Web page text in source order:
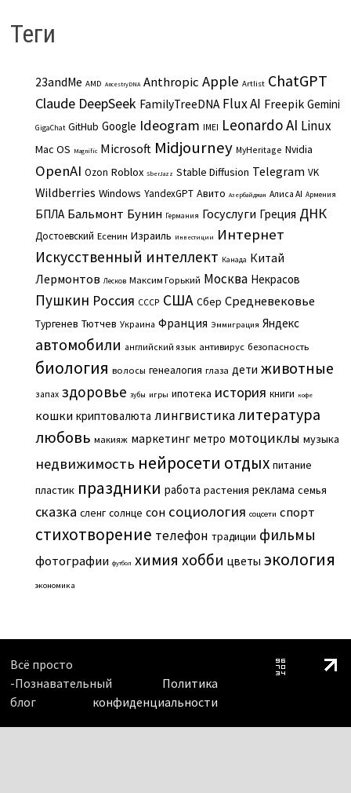
Теги
23andMe AMD AncestryDNA Anthropic Apple Artlist ChatGPT
Claude DeepSeek FamilyTreeDNA Flux AI Freepik Gemini
GigaChat GitHub Google Ideogram IMEI Leonardo AI Linux
Mac OS Magnific Microsoft Midjourney MyHeritage Nvidia
OpenAI Ozon Roblox SberJazz Stable Diffusion Telegram VK
Wildberries Windows YandexGPT Авито Азербайджан Алиса AI Армения
БПЛА Бальмонт Бунин Германия Госуслуги Греция ДНК
Достоевский Есенин Израиль Инвестиции Интернет
Искусственный интеллект Канада Китай
Лермонтов Лесков Максим Горький Москва Некрасов
Пушкин Россия СССР США Сбер Средневековье
Тургенев Тютчев Украина Франция Эммиграция Яндекс
автомобили английский язык антивирус безопасность
биология волосы генеалогия глаза дети животные
запах здоровье зубы игры ипотека история книги кофе
кошки криптовалюта лингвистикалитература
любовь макияж маркетинг метро мотоциклы музыка
недвижимость нейросети отдых питание
пластик праздники работа растения реклама семья
сказка сленг солнце сон социология соцсети спорт
стихотворение телефон традиции фильмы
фотографии футбол химия хобби цветы экология
экономика
Всё просто
-Познавательный
блог
Политика
конфиденциальности